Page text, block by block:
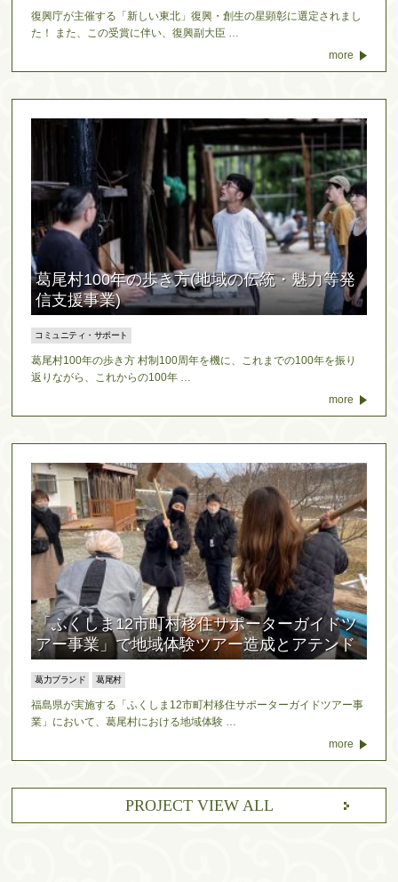
復興庁が主催する「新しい東北」復興・創生の星顕彰に選定されまし
た！ また、この受賞に伴い、復興副大臣 …
more
葛尾村100年の歩き方(地域の伝統・魅力等発
信支援事業)
コミュニティ・サポート
葛尾村100年の歩き方 村制100周年を機に、これまでの100年を振り
返りながら、これからの100年 …
more
「ふくしま12市町村移住サポーターガイドツ
アー事業」で地域体験ツアー造成とアテンド
葛力ブランド 葛尾村
福島県が実施する「ふくしま12市町村移住サポーターガイドツアー事
業」において、葛尾村における地域体験 …
more
PROJECT VIEW ALL